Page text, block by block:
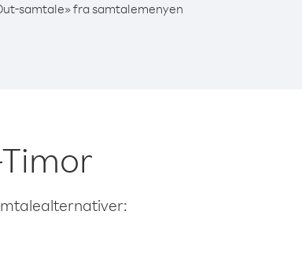
samtale» fra samtalemenyen